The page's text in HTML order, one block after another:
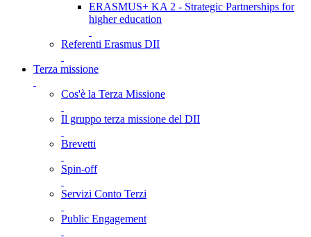
ERASMUS+ KA 2 - Strategic Partnerships for
higher education
Referenti Erasmus DII
Terza missione
Cos'è la Terza Missione
Il gruppo terza missione del DII
Brevetti
Spin-off
Servizi Conto Terzi
Public Engagement